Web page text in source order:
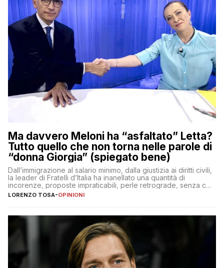
Ma davvero Meloni ha “asfaltato” Letta?
Tutto quello che non torna nelle parole di
“donna Giorgia” (spiegato bene)
Dall’immigrazione al salario minimo, dalla giustizia ai diritti civili,
la leader di Fratelli d’Italia ha inanellato una quantità di
incorenze, proposte impraticabili, perle retrograde, senza che
nessuno – a destra come a sinistra – glielo abbia fatto notare
LORENZO TOSA-OPINIONI